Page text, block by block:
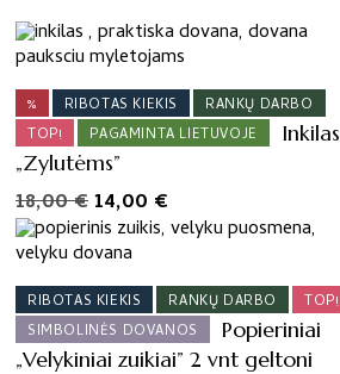
% RIBOTAS KIEKIS
RANKŲ DARBO
TOP!
PAGAMINTA LIETUVOJE
Inkilas
„Zylutėms”
18,00€Original
price
was:
18,00 €.
14,00 €
price
14,00 €.
RIBOTAS KIEKIS RANKŲ DARBO
TOP!
SIMBOLINĖS DOVANOS
Popieriniai
„Velykiniai zuikiai” 2 vnt geltoni